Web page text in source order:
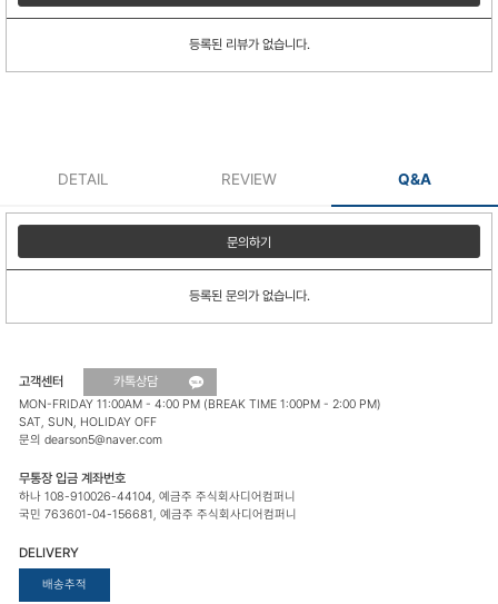
등록된 리뷰가 없습니다.
DETAIL REVIEW Q&A
문의하기
등록된 문의가 없습니다.
고객센터 카톡상담
MON-FRIDAY 11:00AM - 4:00 PM (BREAK TIME 1:00PM - 2:00 PM)
SAT, SUN, HOLIDAY OFF
문의 dearson5@naver.com
무통장 입금 계좌번호
하나 108-910026-44104, 예금주 주식회사디어컴퍼니
국민 763601-04-156681, 예금주 주식회사디어컴퍼니
DELIVERY
배송추적